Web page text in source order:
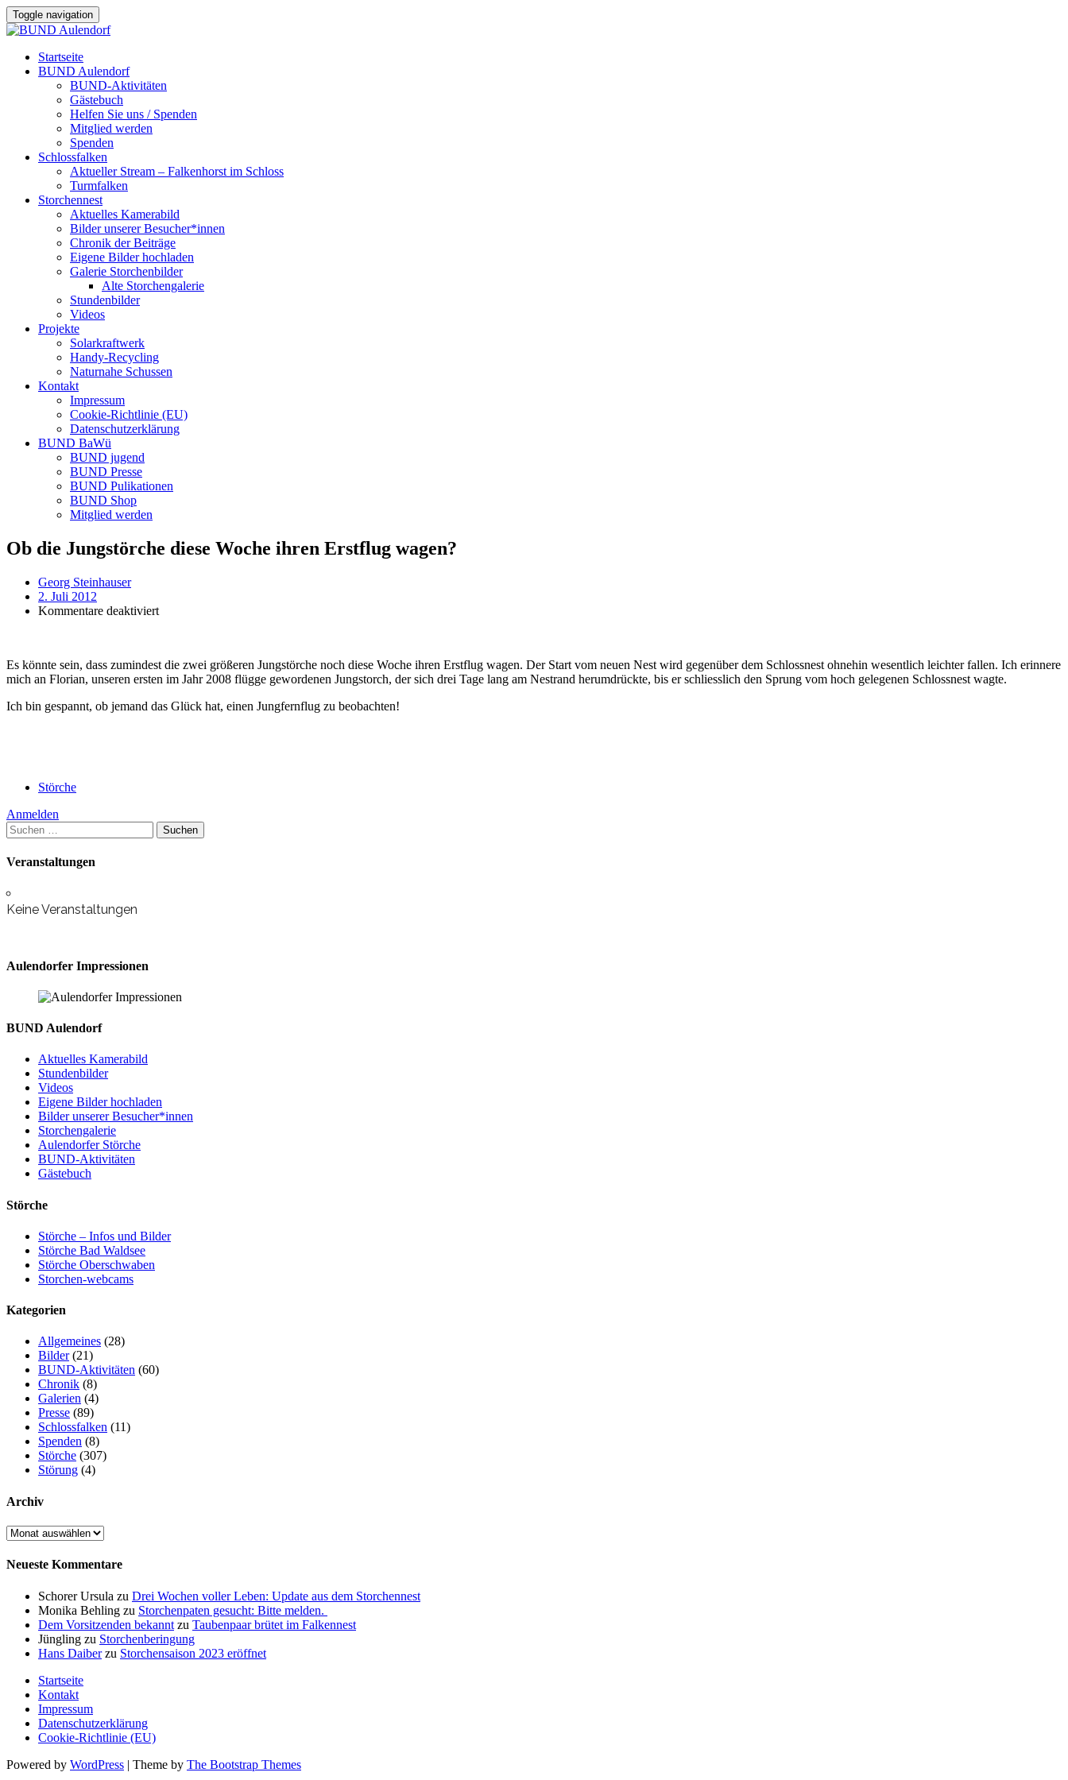
Toggle navigation
Startseite
BUND Aulendorf
BUND-Aktivitäten
Gästebuch
Helfen Sie uns / Spenden
Mitglied werden
Spenden
Schlossfalken
Aktueller Stream – Falkenhorst im Schloss
Turmfalken
Storchennest
Aktuelles Kamerabild
Bilder unserer Besucher*innen
Chronik der Beiträge
Eigene Bilder hochladen
Galerie Storchenbilder
Alte Storchengalerie
Stundenbilder
Videos
Projekte
Solarkraftwerk
Handy-Recycling
Naturnahe Schussen
Kontakt
Impressum
Cookie-Richtlinie (EU)
Datenschutzerklärung
BUND BaWü
BUND jugend
BUND Presse
BUND Pulikationen
BUND Shop
Mitglied werden
Ob die Jungstörche diese Woche ihren Erstflug wagen?
Georg Steinhauser
2. Juli 2012
Kommentare deaktiviertfür
diese
Woche
Erstflug
Es könnte sein, dass zumindest die zwei größeren Jungstörche noch diese Woche ihren Erstflug wagen. Der Start vom neuen Nest wird gegenüber dem Schlossnest ohnehin wesentlich leichter fallen. Ich erinnere
mich an Florian, unseren ersten im Jahr 2008 flügge gewordenen Jungstorch, der sich drei Tage lang am Nestrand herumdrückte, bis er schliesslich den Sprung vom hoch gelegenen Schlossnest wagte.
Ich bin gespannt, ob jemand das Glück hat, einen Jungfernflug zu beobachten!
Störche
Anmelden
Suchen
nach:
Veranstaltungen
Keine Veranstaltungen
Aulendorfer Impressionen
BUND Aulendorf
Aktuelles Kamerabild
Stundenbilder
Videos
Eigene Bilder hochladen
Bilder unserer Besucher*innen
Storchengalerie
Aulendorfer Störche
BUND-Aktivitäten
Gästebuch
Störche
Störche – Infos und Bilder
Störche Bad Waldsee
Störche Oberschwaben
Storchen-webcams
Kategorien
Allgemeines (28)
Bilder(21)
BUND-Aktivitäten (60)
Chronik (8)
Galerien (4)
Presse (89)
Schlossfalken (11)
Spenden (8)
Störche (307)
Störung (4)
Archiv
Archiv
Neueste Kommentare
Schorer Ursula zu Drei Wochen voller Leben: Update aus dem Storchennest
Monika Behling zu Storchenpaten gesucht: Bitte melden.
Dem Vorsitzenden bekannt zu Taubenpaar brütet im Falkennest
Jüngling zu Storchenberingung
Hans Daiberzu Storchensaison 2023 eröffnet
Startseite
Kontakt
Impressum
Datenschutzerklärung
Cookie-Richtlinie (EU)
Powered by WordPress | Theme by The Bootstrap Themes